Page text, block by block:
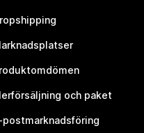
och paket
postmarknadsföring